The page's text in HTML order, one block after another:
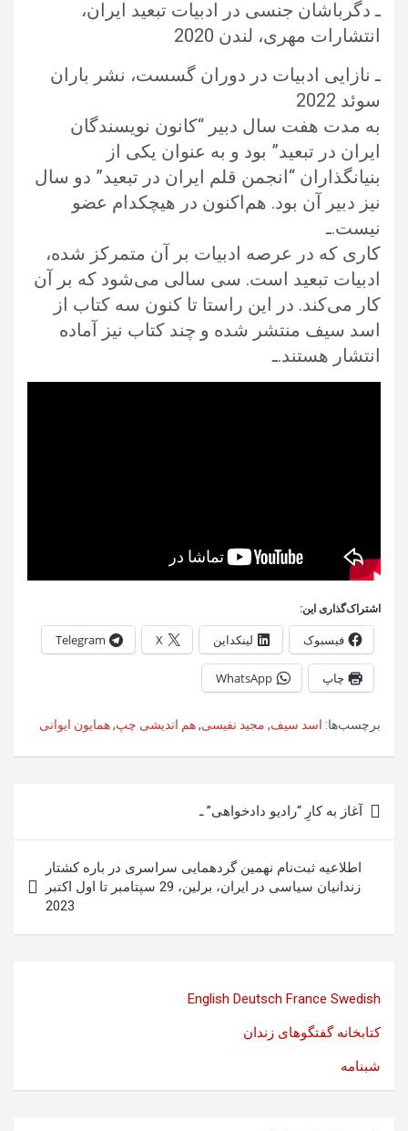
ـ دگرباشان جنسی در ادبیات تبعید ایران،
انتشارات مهری، لندن 2020
ـ نازایی ادبیات در دوران گسست، نشر باران
سوئد 2022
به مدت هفت سال دبیر “کانون نویسندگان
ایران در تبعید” بود و به عنوان یکی از
بنیانگذاران “انجمن قلم ایران در تبعید” دو سال
نیز دبیر آن بود. هم‌اکنون در هیچکدام عضو
نیست.ـ
کاری که در عرصه ادبیات بر آن متمرکز شده‌،
ادبیات تبعید است. سی سالی می‌شود که بر آن
کار می‌کند. در این راستا تا کنون سه کتاب از
اسد سیف منتشر شده و چند کتاب نیز آماده
انتشار هستند.ـ
اشتراک‌گذاری این:
فیسبوک لینکداین X
Telegram
چاپ WhatsApp
برچسب‌ها: اسد سیف, مجید نفیسی,هم اندیشی چپ,همایون ایوانی
راهبری
نوشته
آغاز به کارِ “رادیو دادخواهی” ـ
اطلاعیه ثبت‌نام نهمین گردهمایی سراسری در باره کشتار
زندانیان سیاسی در ایران، برلین، 29 سپتامبر تا اول اکتبر
2023
English Deutsch France Swedish
کتابخانه گفتگوهای زندان
شبنامه